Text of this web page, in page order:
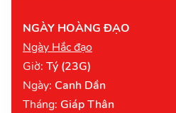
NGÀY HOÀNG ĐẠO
Ngày Hắc đạo
Giờ: Tý (23G)
Ngày: Canh Dần
Tháng: Giáp Thân